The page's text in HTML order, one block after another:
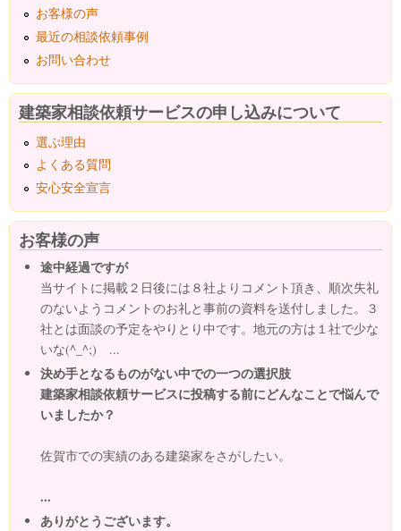
お客様の声
最近の相談依頼事例
お問い合わせ
建築家相談依頼サービスの申し込みについて
選ぶ理由
よくある質問
安心安全宣言
お客様の声
途中経過ですが
当サイトに掲載２日後には８社よりコメント頂き、順次失礼
のないようコメントのお礼と事前の資料を送付しました。３
社とは面談の予定をやりとり中です。地元の方は１社で少な
いな(^_^;) ...
決め手となるものがない中での一つの選択肢
建築家相談依頼サービスに投稿する前にどんなことで悩んで
いましたか？
佐賀市での実績のある建築家をさがしたい。
...
ありがとうございます。